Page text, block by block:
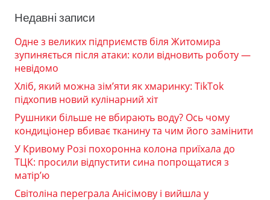
Недавні записи
Одне з великих підприємств біля Житомира
зупиняється після атаки: коли відновить роботу —
невідомо
Хліб, який можна зім’яти як хмаринку: TikTok
підхопив новий кулінарний хіт
Рушники більше не вбирають воду? Ось чому
кондиціонер вбиває тканину та чим його замінити
У Кривому Розі похоронна колона приїхала до
ТЦК: просили відпустити сина попрощатися з
матір’ю
Світоліна переграла Анісімову і вийшла у